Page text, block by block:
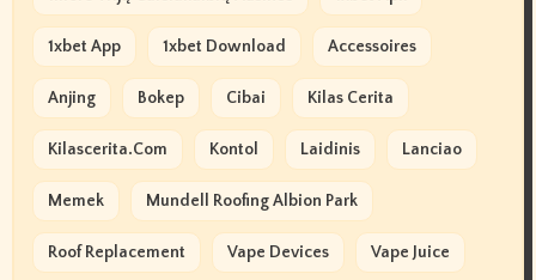
1xbet App 1xbet Download Accessoires
Anjing Bokep Cibai Kilas Cerita
Kilascerita.com Kontol Laidinis Lanciao
Memek Mundell Roofing Albion Park
Roof Replacement Vape Devices Vape Juice